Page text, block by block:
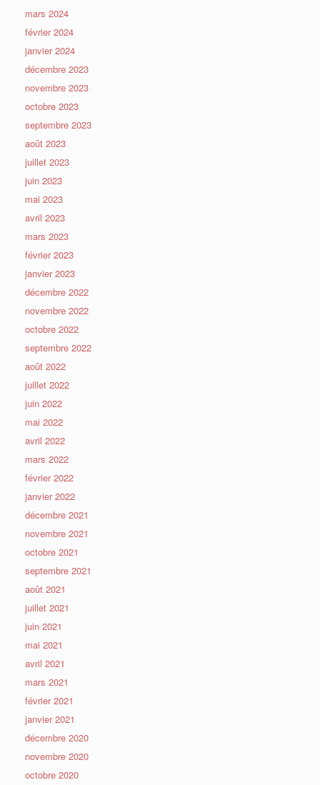
mars 2024
février 2024
janvier 2024
décembre 2023
novembre 2023
octobre 2023
septembre 2023
août 2023
juillet 2023
juin 2023
mai 2023
avril 2023
mars 2023
février 2023
janvier 2023
décembre 2022
novembre 2022
octobre 2022
septembre 2022
août 2022
juillet 2022
juin 2022
mai 2022
avril 2022
mars 2022
février 2022
janvier 2022
décembre 2021
novembre 2021
octobre 2021
septembre 2021
août 2021
juillet 2021
juin 2021
mai 2021
avril 2021
mars 2021
février 2021
janvier 2021
décembre 2020
novembre 2020
octobre 2020